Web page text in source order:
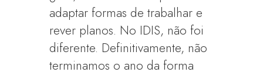
adaptar formas de trabalhar e
rever planos. No IDIS, não foi
diferente. Definitivamente, não
terminamos o ano da forma